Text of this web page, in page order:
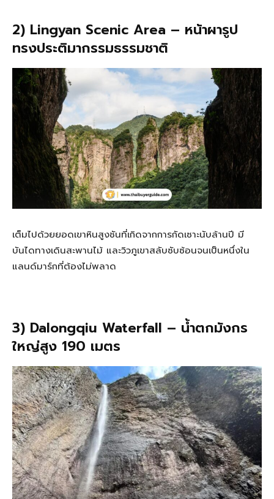
2) Lingyan Scenic Area – หน้าผารูป
ทรงประติมากรรมธรรมชาติ
เต็มไปด้วยยอดเขาหินสูงชันที่เกิดจากการกัดเซาะนับล้านปี มี
บันไดทางเดินสะพานไม้ และวิวภูเขาสลับซับซ้อนจนเป็นหนึ่งใน
แลนด์มาร์กที่ต้องไม่พลาด
3) Dalongqiu Waterfall – น้ำตกมังกร
ใหญ่สูง 190 เมตร